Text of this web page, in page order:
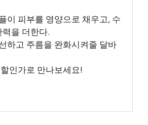
이 피부를 영양으로 채우고, 수
을 더한다.
하고 주름을 완화시켜줄 달바
인가로 만나보세요!